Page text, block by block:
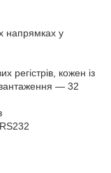
напрямках у
регістрів, кожен із
— 32